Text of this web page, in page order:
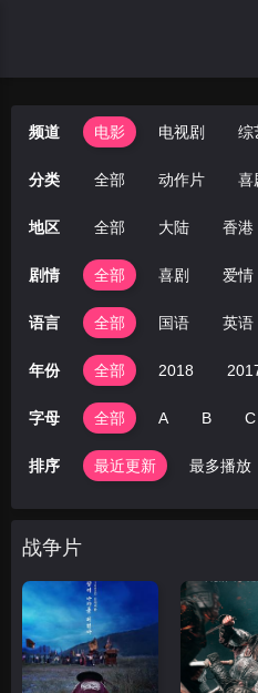
频道 电影 电视剧 综
分类 全部 动作片 喜
地区 全部 大陆 香港
剧情 全部 喜剧 爱情
语言 全部 国语 英语
年份 全部 2018
字母 全部 A B C
排序 最近更新 最多播放
战争片